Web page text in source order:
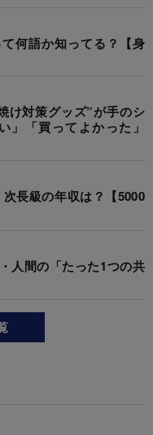
何語か知ってる？【身
け対策グッズ”が手のシ
」「買ってよかった」
長級の年収は？【5000
人間の「たった1つの共